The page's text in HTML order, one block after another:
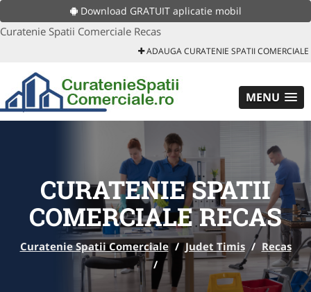
Download GRATUIT aplicatie mobil
Curatenie Spatii Comerciale Recas
ADAUGA CURATENIE SPATII COMERCIALE
MENU
CURATENIE SPATII
COMERCIALE RECAS
Curatenie Spatii Comerciale / Judet Timis / Recas
/